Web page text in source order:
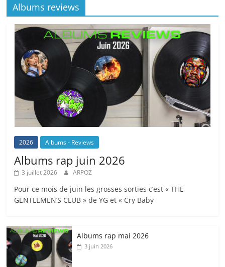
Albums reviews
2026 Albums - Reviews
Albums rap juin 2026
3 juillet 2026 ARPOZ
Pour ce mois de juin les grosses sorties c’est « THE
GENTLEMEN’S CLUB » de YG et « Cry Baby
Albums rap mai 2026
3 juin 2026